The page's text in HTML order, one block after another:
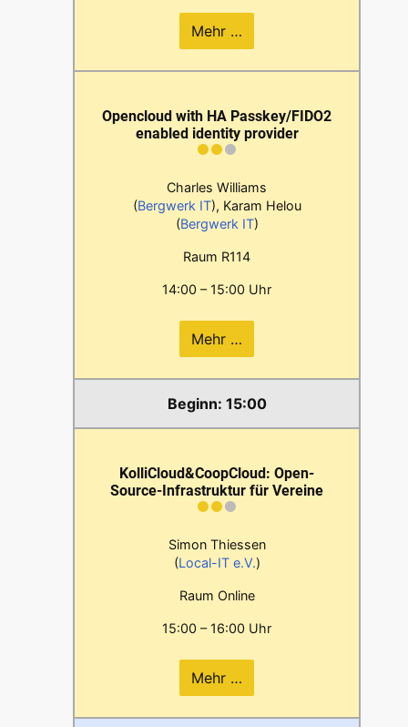
Mehr …
Opencloud with HA Passkey/FIDO2
enabled identity provider
Charles Williams
(Bergwerk IT), Karam Helou
(Bergwerk IT)
Raum R114
14:00 – 15:00 Uhr
Mehr …
15:00
KolliCloud&CoopCloud: Open-
Source-Infrastruktur für Vereine
Simon Thiessen
(Local-IT e.V.)
Raum Online
15:00 – 16:00 Uhr
Mehr …